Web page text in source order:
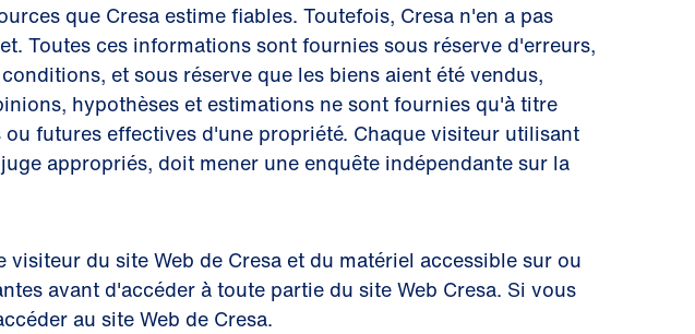
que Cresa estime fiables. Toutefois, Cresa n'en a pas
Toutes ces informations sont fournies sous réserve d'erreurs,
et sous réserve que les biens aient été vendus,
hypothèses et estimations ne sont fournies qu'à titre
futures effectives d'une propriété. Chaque visiteur utilisant
appropriés, doit mener une enquête indépendante sur la
du site Web de Cresa et du matériel accessible sur ou
avant d'accéder à toute partie du site Web Cresa. Si vous
au site Web de Cresa.